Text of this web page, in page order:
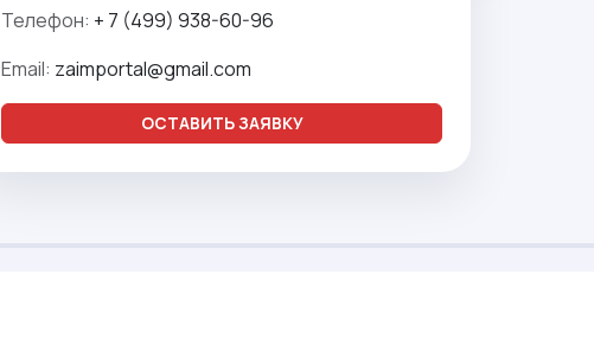
Телефон: + 7 (499) 938-60-96
Email: zaimportal@gmail.com
ОСТАВИТЬ ЗАЯВКУ